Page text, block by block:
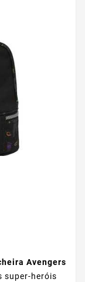
Avengers
super-heróis